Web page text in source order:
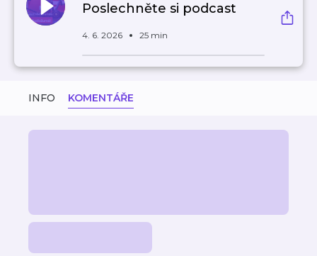
Poslechněte si podcast
4. 6. 2026 25 min
INFO KOMENTÁŘE